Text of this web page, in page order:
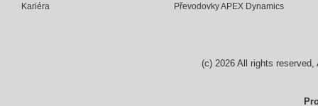
Kariéra
Převodovky APEX Dynamics
(c) 2026All rights reserved,